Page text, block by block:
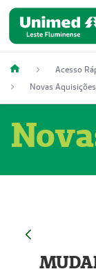
Acesso
Novas Aquisições